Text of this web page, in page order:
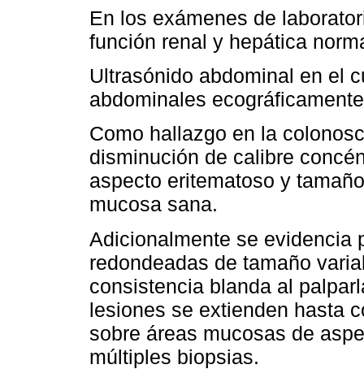
En los exámenes de
función renal y hepática
Ultrasónido abdominal en el
abdominales
Como hallazgo en la
disminución de calibre
aspecto eritematoso y
mucosa sana.
Adicionalmente se evidencia
redondeadas de tamaño
consistencia blanda al
lesiones se extienden hasta
sobre áreas mucosas de
múltiples biopsias.